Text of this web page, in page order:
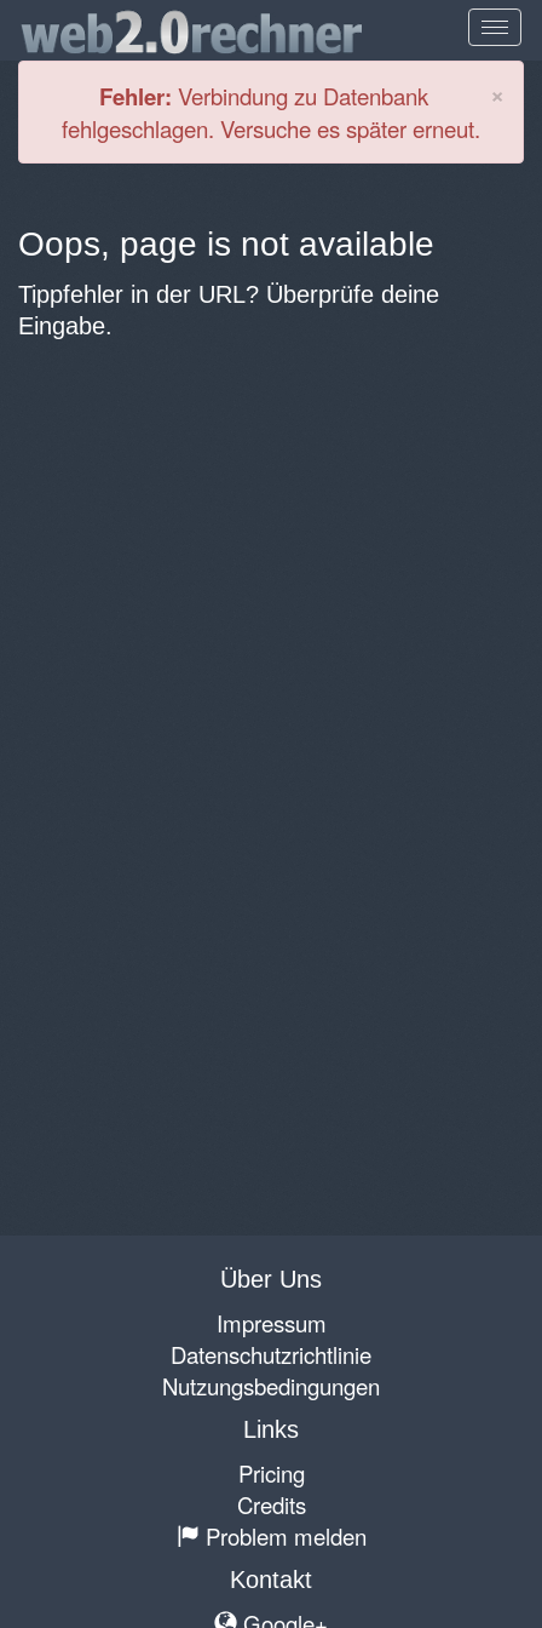
×
Fehler: Verbindung zu Datenbank
fehlgeschlagen. Versuche es später erneut.
Oops, page is not available
Tippfehler in der URL? Überprüfe deine
Eingabe.
Über Uns
Impressum
Datenschutzrichtlinie
Nutzungsbedingungen
Links
Pricing
Credits
Problem melden
Kontakt